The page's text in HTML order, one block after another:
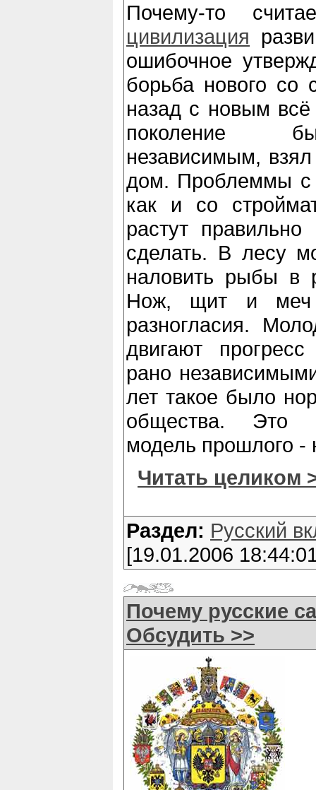
Почему-то
цивилизация
ошибочное
борьба нового со
назад с новым
поколение
независимым,
дом. Проблеммы с
как и со
растут
сделать. В лесу
наловить рыбы в
Нож, щит и меч
разногласия.
двигают
рано
лет такое было
общества. Это
модель прошлого -
Читать целиком
Раздел: Русский
[19.01.2006
Почему русские
Обсудить >>